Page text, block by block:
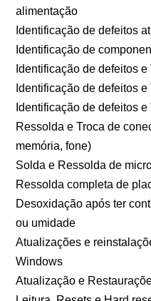
alimentação
Identificação de defeitos
Identificação de
Identificação de defeitos
Identificação de defeitos
Identificação de defeitos
Ressolda e Troca de
memória, fone)
Solda e Ressolda de
Ressolda completa de
Desoxidação após ter
ou umidade
Atualizações e
Windows
Atualização e